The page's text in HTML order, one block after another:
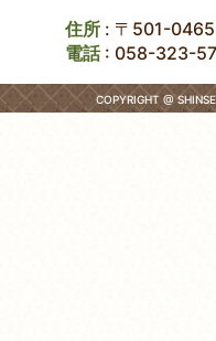
住所 : 〒501-
電話: 058-323-
COPYRIGHT @